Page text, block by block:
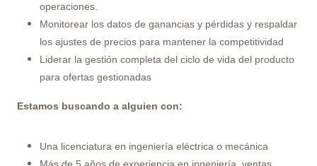
operaciones.
Monitorear los datos de ganancias y pérdidas y respaldar
los ajustes de precios para mantener la competitividad
Liderar la gestión completa del ciclo de vida del producto
para ofertas gestionadas
Estamos buscando a alguien con:
Una licenciatura en ingeniería eléctrica o mecánica